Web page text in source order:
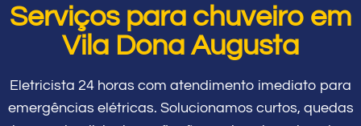
Serviços para chuveiro em
Vila Dona Augusta
Eletricista 24 horas com atendimento imediato para
emergências elétricas. Solucionamos curtos, quedas